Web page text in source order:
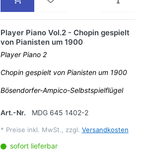
Player Piano Vol.2 - Chopin gespielt
von Pianisten um 1900
Player Piano 2
Chopin gespielt von Pianisten um 1900
Bösendorfer-Ampico-Selbstspielflügel
Art.-Nr. MDG 645 1402-2
* Preise inkl. MwSt., zzgl. Versandkosten
sofort lieferbar